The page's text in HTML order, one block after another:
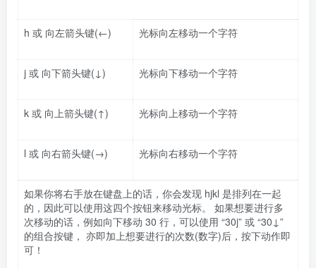
h 或 向左箭头键(←) 光标向左移动一个字符
j 或 向下箭头键(↓) 光标向下移动一个字符
k 或 向上箭头键(↑) 光标向上移动一个字符
l 或 向右箭头键(→) 光标向右移动一个字符
如果你将右手放在键盘上的话，你会发现 hjkl 是排列在一起
的，因此可以使用这四个按钮来移动光标。 如果想要进行多
次移动的话，例如向下移动 30 行，可以使用 “30j” 或 “30↓”
的组合按键， 亦即加上想要进行的次数(数字)后，按下动作即
可！